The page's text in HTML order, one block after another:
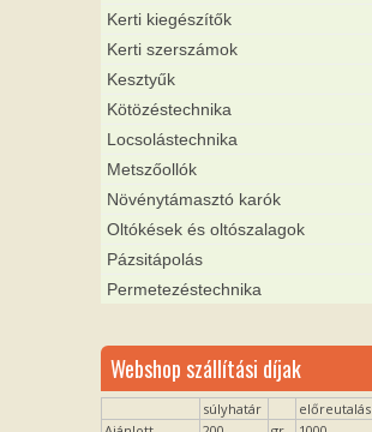
Kerti kiegészítők
Kerti szerszámok
Kesztyűk
Kötözéstechnika
Locsolástechnika
Metszőollók
Növénytámasztó karók
Oltókések és oltószalagok
Pázsitápolás
Permetezéstechnika
Webshop szállítási díjak
súlyhatár előreutalás